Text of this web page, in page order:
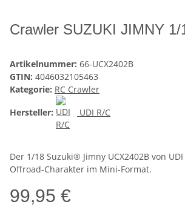
Crawler SUZUKI JIMNY 1/
Artikelnummer: 66-UCX2402B
GTIN: 4046032105463
Kategorie: RC Crawler
Hersteller:
UDI R/C
Der 1/18 Suzuki® Jimny UCX2402B von
Offroad-Charakter im Mini-Format.
99,95 €